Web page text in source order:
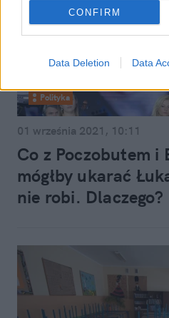
CONFIRM
Data Deletion Data
Polityka
01 września 2021, 10:11
Co z Poczobutem i
mógłby ukarać
nie robi. Dlaczego?